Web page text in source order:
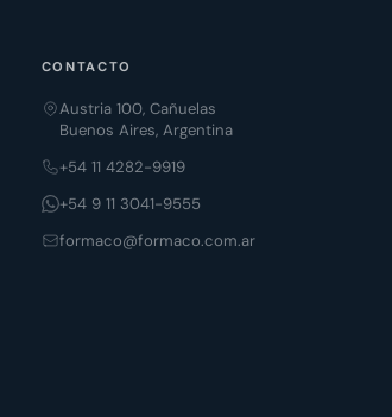
CONTACTO
Austria 100, Cañuelas
Buenos Aires, Argentina
+54 11 4282-9919
+54 9 11 3041-9555
formaco@formaco.com.ar